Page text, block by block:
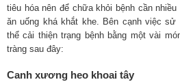
tiêu hóa nên để chữa khỏi bệnh cần
ăn uống khá khắt khe. Bên cạnh việc sử
thể cải thiện trạng bệnh bằng một vài
tràng sau đây:
Canh xương heo khoai tây